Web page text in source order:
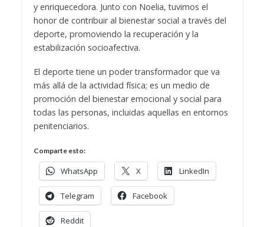
y enriquecedora. Junto con Noelia, tuvimos el
honor de contribuir al bienestar social a través del
deporte, promoviendo la recuperación y la
estabilización socioafectiva.
El deporte tiene un poder transformador que va
más allá de la actividad física; es un medio de
promoción del bienestar emocional y social para
todas las personas, incluidas aquellas en entornos
penitenciarios.
Comparte esto:
WhatsApp X LinkedIn
Telegram Facebook
Reddit